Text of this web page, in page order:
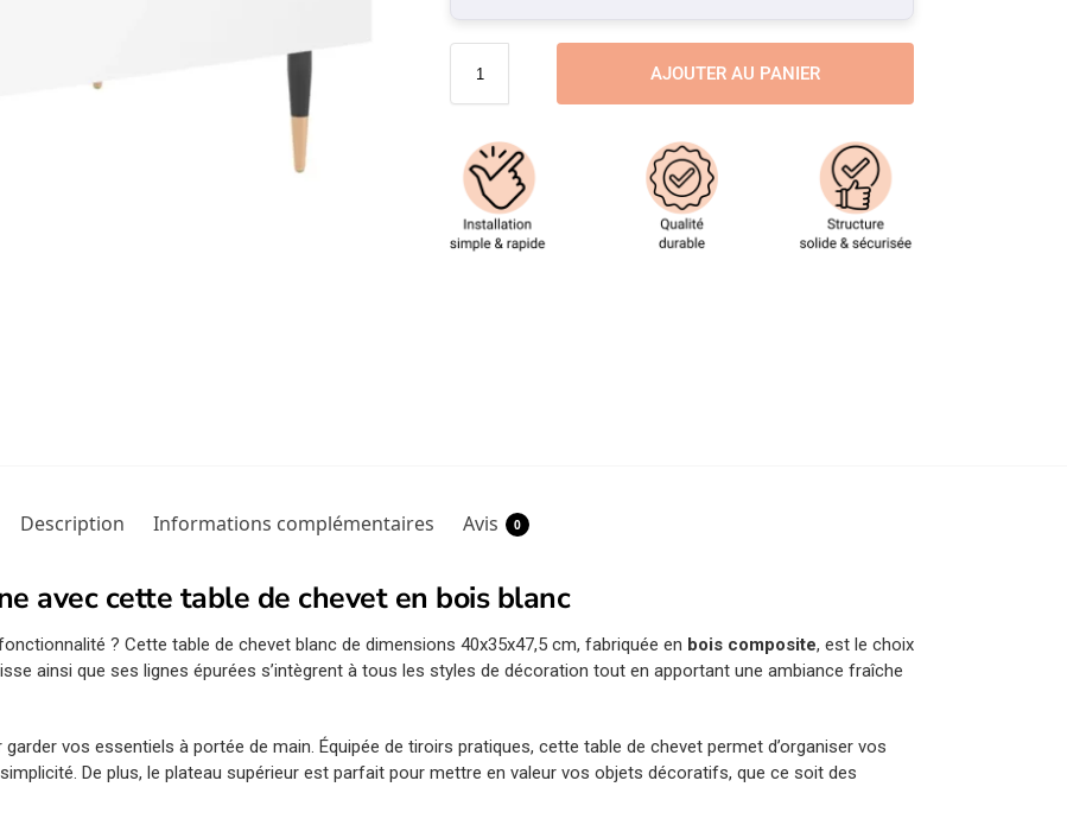
AJOUTER AU PANIER
Description Informations complémentaires Avis 0
avec cette table de chevet en bois blanc
? Cette table de chevet blanc de dimensions 40x35x47,5 cm, fabriquée en bois composite, est le choix
ainsi que ses lignes épurées s’intègrent à tous les styles de décoration tout en apportant une ambiance fraîche
garder vos essentiels à portée de main. Équipée de tiroirs pratiques, cette table de chevet permet d’organiser vos
De plus, le plateau supérieur est parfait pour mettre en valeur vos objets décoratifs, que ce soit des